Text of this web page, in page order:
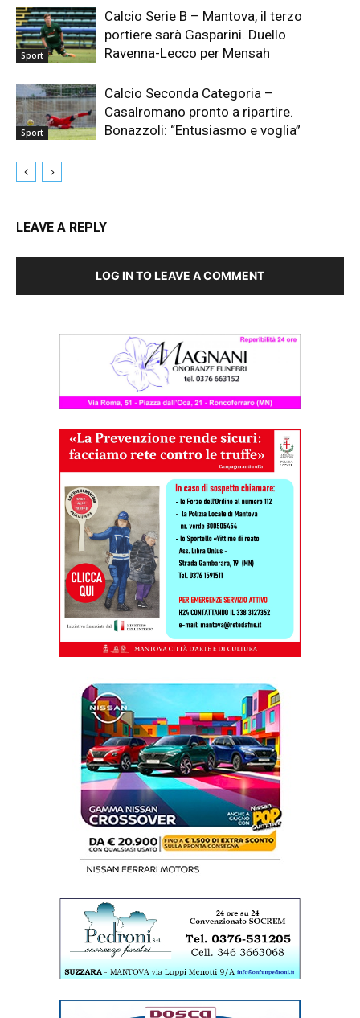
Sport
Calcio Serie B – Mantova, il terzo
portiere sarà Gasparini. Duello
Ravenna-Lecco per Mensah
Sport
Calcio Seconda Categoria –
Casalromano pronto a ripartire.
Bonazzoli: “Entusiasmo e voglia”
LEAVE A REPLY
LOG IN TO LEAVE A COMMENT